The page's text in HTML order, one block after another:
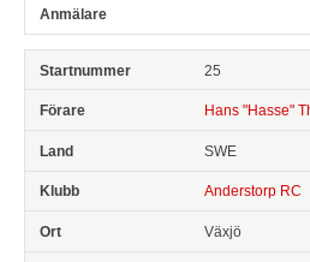
25
Hans "Hasse"
SWE
Anderstorp RC
Växjö